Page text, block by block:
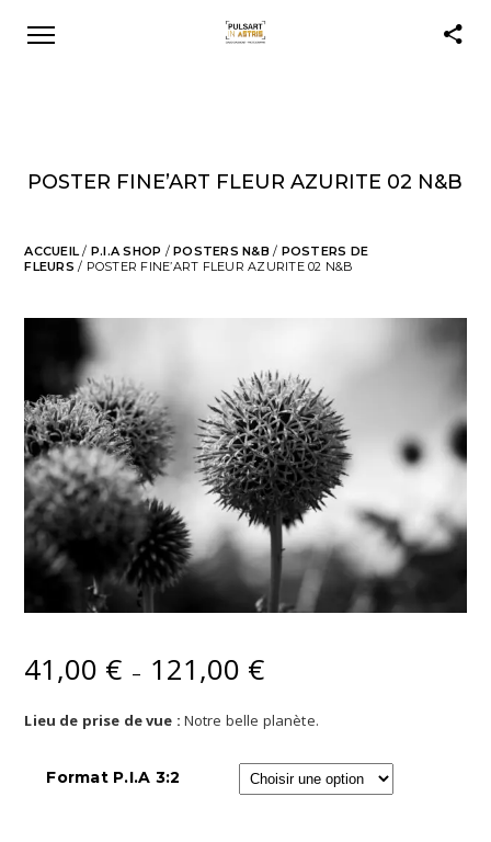
POSTER FINE’ART FLEUR AZURITE 02 N&B
ACCUEIL/ P.I.A SHOP /POSTERS N&B / POSTERS DE
FLEURS / POSTER FINE’ART FLEUR AZURITE 02 N&B
41,00 € – 121,00 €Plage
prix :
à
121,00 €
Lieu de prise de vue : Notre belle planète.
Format P.I.A 3:2